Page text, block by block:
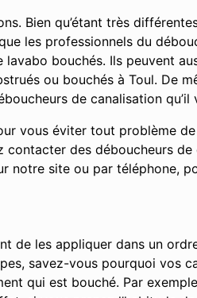
Bien qu’étant très
les professionnels du
bouchés. Ils peuvent
ou bouchés à Toul. De
de canalisation qu’il
vous éviter tout problème
des déboucheurs de
notre site ou par téléphone,
de les appliquer dans un
savez-vous pourquoi vos
qui est bouché. Par